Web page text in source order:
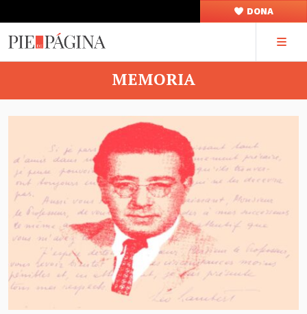
DONA
MEMORIA